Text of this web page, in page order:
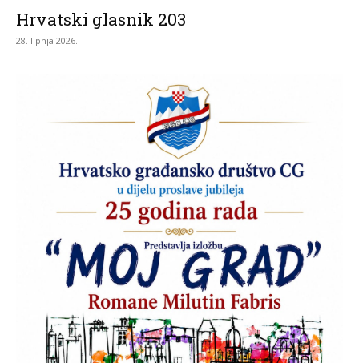
Hrvatski glasnik 203
28. lipnja 2026.